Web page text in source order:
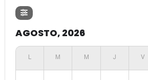
AGOSTO, 2026